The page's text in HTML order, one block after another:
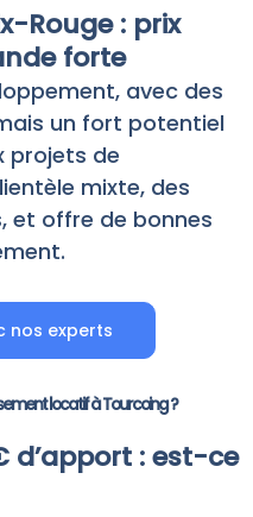
Rouge : prix
forte
avec des
un fort potentiel
projets de
mixte, des
et offre de bonnes
nos experts
locatif à Tourcoing ?
d’apport : est-ce